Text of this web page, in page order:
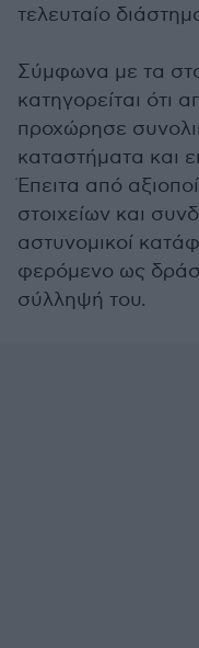
τελευταίο
Σύμφωνα με τα
κατηγορείται ότι
προχώρησε
καταστήματα και
Έπειτα από
στοιχείων και
αστυνομικοί
φερόμενο ως
σύλληψή του.